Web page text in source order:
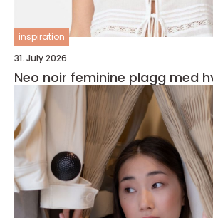
inspiration
31. July 2026
Neo noir feminine plagg